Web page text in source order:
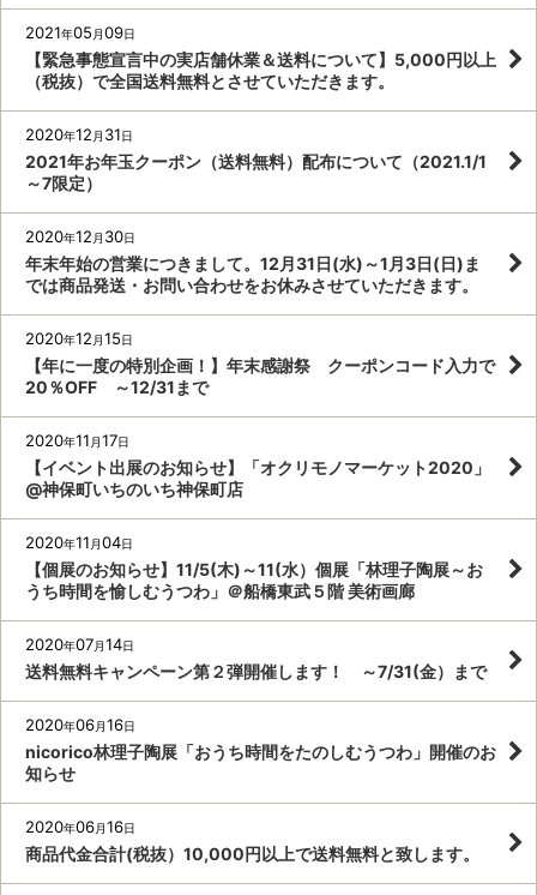
2021年05 月09日
【緊急事態宣言中の実店舗休業＆送料について】5,000円以上
（税抜）で全国送料無料とさせていただきます。
2020年12 月 31日
2021年お年玉クーポン（送料無料）配布について（2021.1/1
～7限定）
2020年12 月 30日
年末年始の営業につきまして。12月31日(水)～1月3日(日)ま
では商品発送・お問い合わせをお休みさせていただきます。
2020年12 月15日
【年に一度の特別企画！】年末感謝祭 クーポンコード入力で
20％OFF ～12/31まで
2020年11 月17日
【イベント出展のお知らせ】「オクリモノマーケット2020」
@神保町いちのいち神保町店
2020年11 月04日
【個展のお知らせ】11/5(木)～11(水）個展「林理子陶展～お
うち時間を愉しむうつわ」＠船橋東武５階 美術画廊
2020年07月14日
送料無料キャンペーン第２弾開催します！ ～7/31(金）まで
2020年06月16日
nicorico林理子陶展「おうち時間をたのしむうつわ」開催のお
知らせ
2020年06月16日
商品代金合計(税抜）10,000円以上で送料無料と致します。